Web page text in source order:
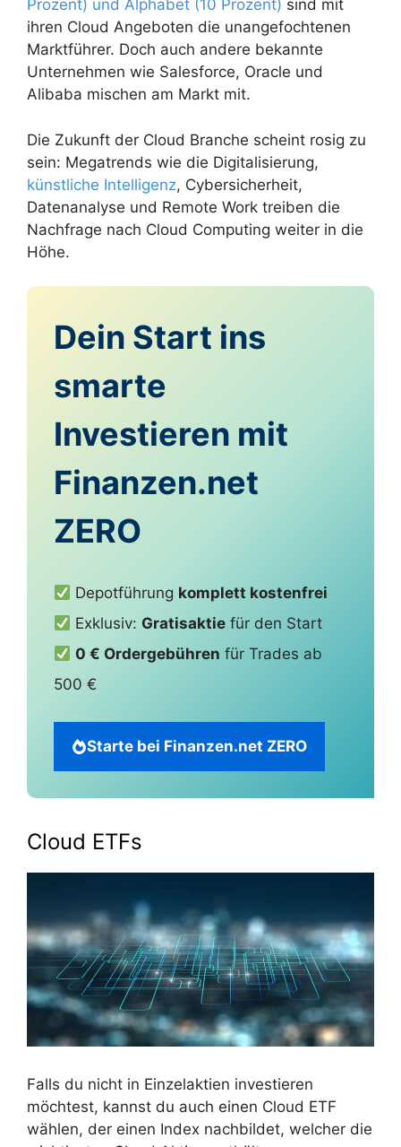
Prozent) und Alphabet (10 Prozent) sind mit
ihren Cloud Angeboten die unangefochtenen
Marktführer. Doch auch andere bekannte
Unternehmen wie Salesforce, Oracle und
Alibaba mischen am Markt mit.
Die Zukunft der Cloud Branche scheint rosig zu
sein: Megatrends wie die Digitalisierung,
künstliche Intelligenz, Cybersicherheit,
Datenanalyse und Remote Work treiben die
Nachfrage nach Cloud Computing weiter in die
Höhe.
Dein Start ins
smarte
Investieren mit
Finanzen.net
ZERO
Depotführung komplett kostenfrei
Exklusiv: Gratisaktie für den Start
0 € Ordergebühren für Trades ab
500 €
Starte bei Finanzen.net ZERO
Cloud ETFs
Falls du nicht in Einzelaktien investieren
möchtest, kannst du auch einen Cloud ETF
wählen, der einen Index nachbildet, welcher die